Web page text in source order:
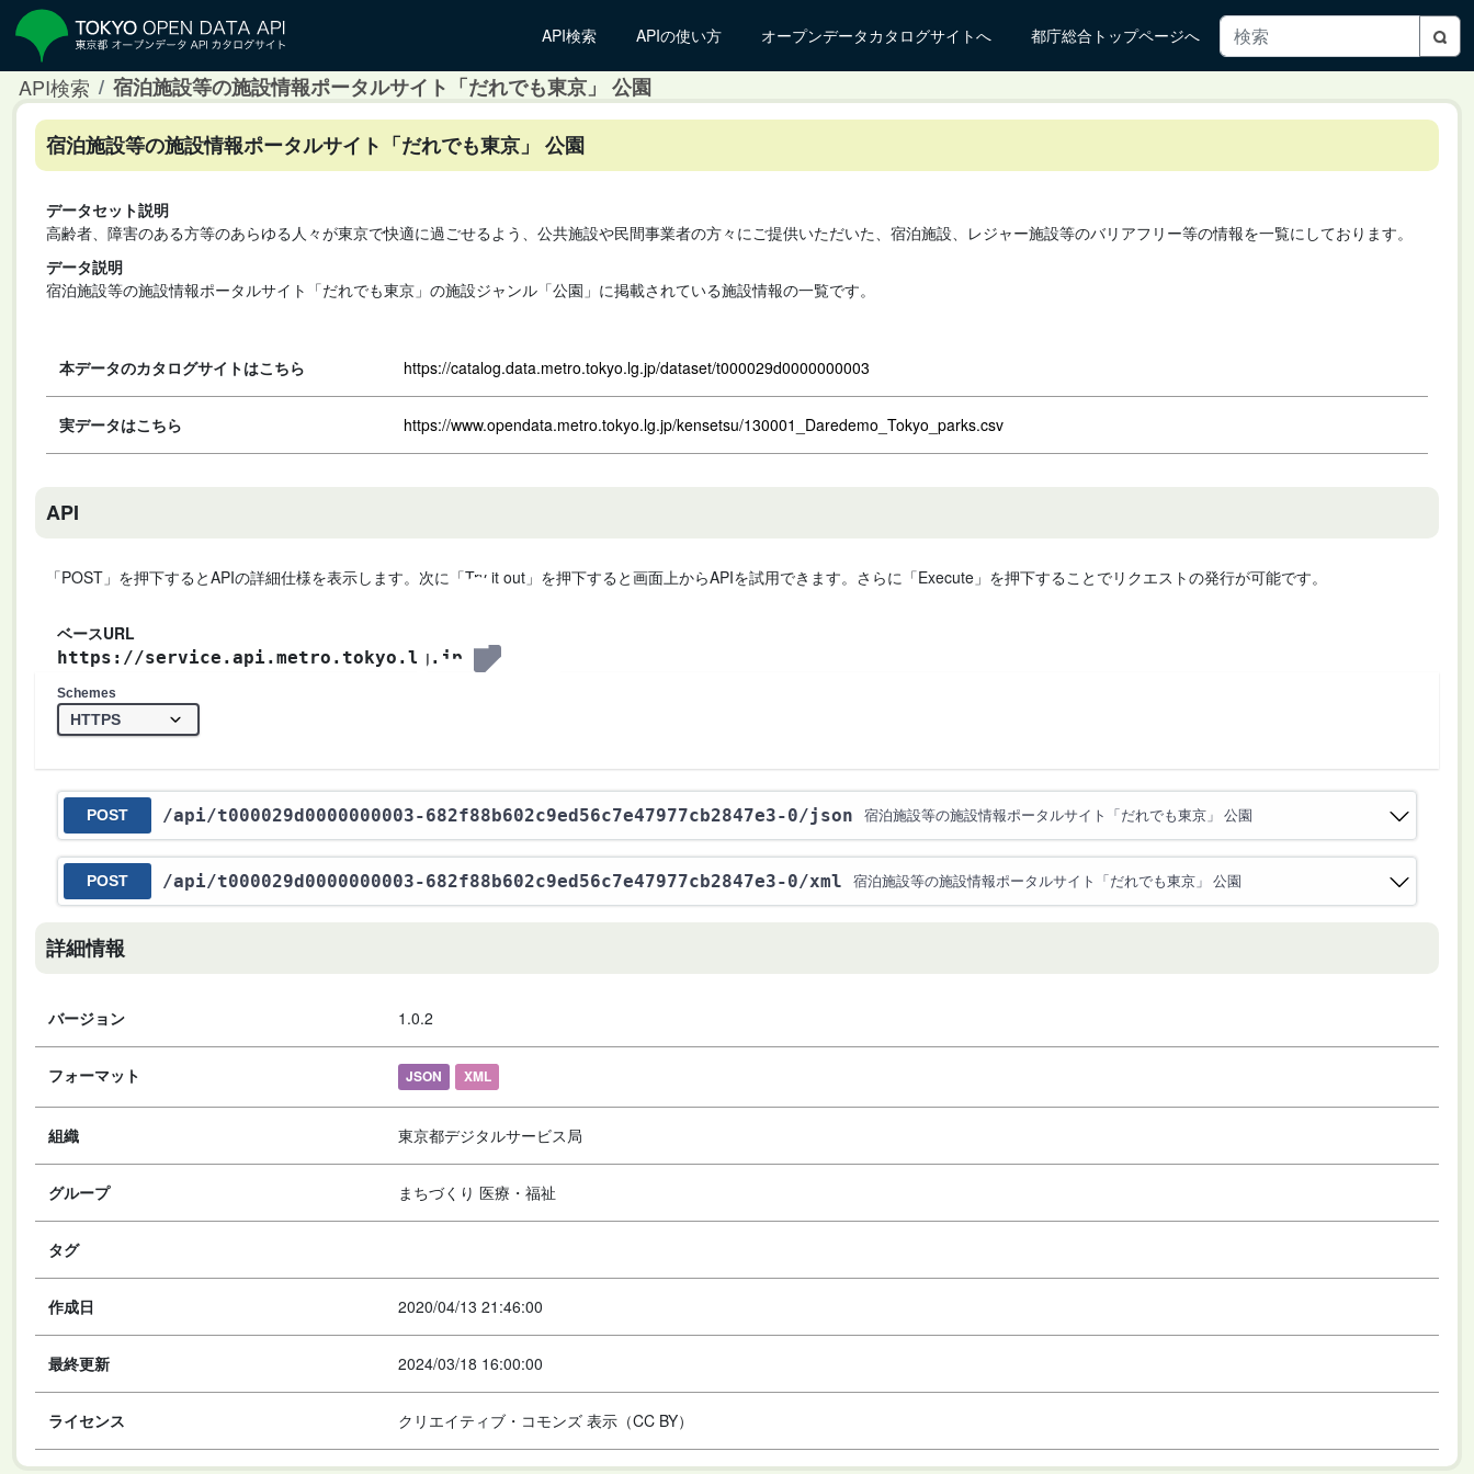
API検索 APIの使い方 オープンデータカタログサイトへ 都庁総合トップページへ
API検索 宿泊施設等の施設情報ポータルサイト「だれでも東京」 公園
宿泊施設等の施設情報ポータルサイト「だれでも東京」 公園
データセット説明
高齢者、障害のある方等のあらゆる人々が東京で快適に過ごせるよう、公共施設や民間事業者の方々にご提供いただいた、宿泊施設、レジャー施設等のバリアフリー等の情報を一覧にしております。
データ説明
宿泊施設等の施設情報ポータルサイト「だれでも東京」の施設ジャンル「公園」に掲載されている施設情報の一覧です。
本データのカタログサイトはこちら https://catalog.data.metro.tokyo.lg.jp/dataset/t000029d0000000003
実データはこちら https://www.opendata.metro.tokyo.lg.jp/kensetsu/130001_Daredemo_Tokyo_parks.csv
API
「POST」を押下するとAPIの詳細仕様を表示します。次に「Try it out」を押下すると画面上からAPIを試用できます。さらに「Execute」を押下することでリクエストの発行が可能です。
ベースURL
https://service.api.metro.tokyo.lg.jp
Schemes
POST /api/t000029d0000000003-682f88b602c9ed56c7e47977cb2847e3-0/json 宿泊施設等の施設情報ポータルサイト「だれでも東京」 公園
POST /api/t000029d0000000003-682f88b602c9ed56c7e47977cb2847e3-0/xml 宿泊施設等の施設情報ポータルサイト「だれでも東京」 公園
詳細情報
バージョン 1.0.2
フォーマット JSON XML
組織 東京都デジタルサービス局
グループ まちづくり 医療・福祉
タグ
作成日 2020/04/13 21:46:00
最終更新 2024/03/18 16:00:00
ライセンス クリエイティブ・コモンズ 表示（CC BY）